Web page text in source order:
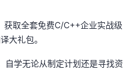
取全套免费C/C++企业实战级
大礼包。
自学无论从制定计划还是寻找资